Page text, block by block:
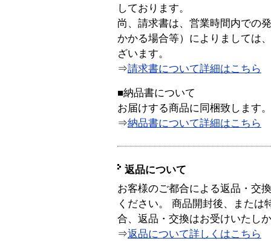
しております。
尚、請求書は、営業時間内での
かかる場合等）によりましては
ざいます。
⇒請求書について詳細はこちら
■納品書について
お届けする商品に同梱致します。
⇒納品書について詳細はこちら
返品について
お客様のご都合による返品・交
ください。 商品開封後、または
合、返品・交換はお受けいたし
⇒返品について詳しくはこちら